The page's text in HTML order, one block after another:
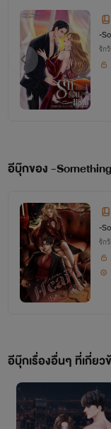
นิย
🚫ห้ามคัดลอกหรือดัดแปลงนิย
-
-
-
รัก
อีบุ๊กของ -
-
รัก
อีบุ๊กเรื่องอื่นๆ ที่เกี่ยว